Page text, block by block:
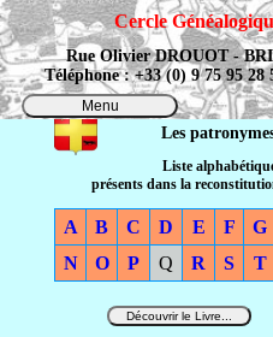
Cercle
Rue Olivier DROUOT -
Téléphone : +33 (0) 9 75 95 28
Menu
Les
Liste
présents dans la
A B C D E F G
N
O P Q R S T
Découvrir le Livre...